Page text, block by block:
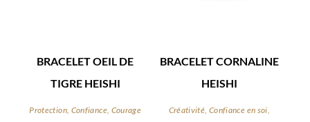
BRACELET OEIL DE
TIGRE HEISHI
Protection, Confiance, Courage
BRACELET CORNALINE
HEISHI
Créativité, Confiance en soi,